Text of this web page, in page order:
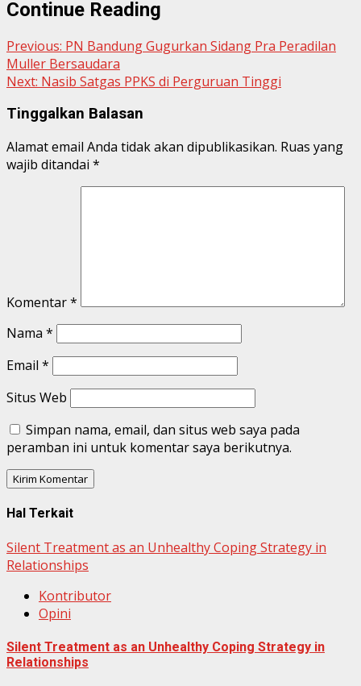
Continue Reading
Previous: PN Bandung Gugurkan Sidang Pra Peradilan
Muller Bersaudara
Next: Nasib Satgas PPKS di Perguruan Tinggi
Tinggalkan Balasan
Alamat email Anda tidak akan dipublikasikan. Ruas yang
wajib ditandai *
Komentar*
Nama *
Email *
Situs Web
Simpan nama, email, dan situs web saya pada
peramban ini untuk komentar saya berikutnya.
Hal Terkait
Silent Treatment as an Unhealthy Coping Strategy in
Relationships
Kontributor
Opini
Silent Treatment as an Unhealthy Coping Strategy in
Relationships